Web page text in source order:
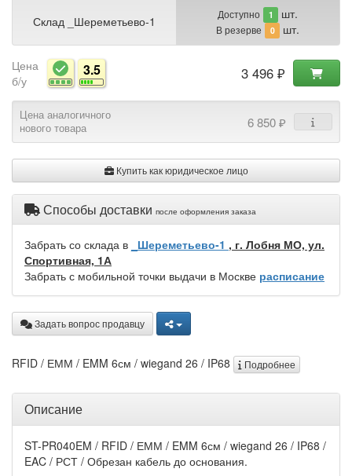
Склад _Шереметьево-1 Доступно 1 шт.
В резерве 0 шт.
Цена
б/у
3.5 3 496 ₽
Цена аналогичного
нового товара
6 850 ₽
Купить как юридическое лицо
Способы доставки после оформления заказа
Забрать со склада в _Шереметьево-1 , г. Лобня МО, ул.
Спортивная, 1А
Забрать с мобильной точки выдачи в Москве расписание
Задать вопрос продавцу
RFID / ЕММ / EMM 6см / wiegand 26 / IP68 Подробнее
Описание
ST-PR040EM / RFID / ЕММ / EMM 6см / wiegand 26 / IP68 /
EAC / РСТ / Обрезан кабель до основания.